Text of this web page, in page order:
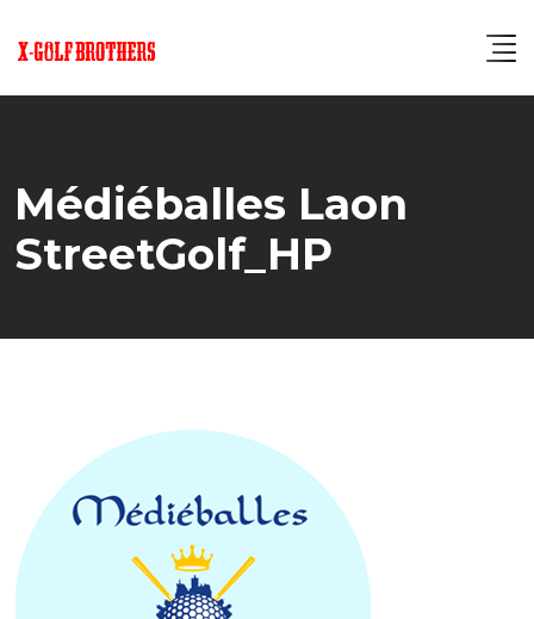
Médiéballes Laon
StreetGolf_HP